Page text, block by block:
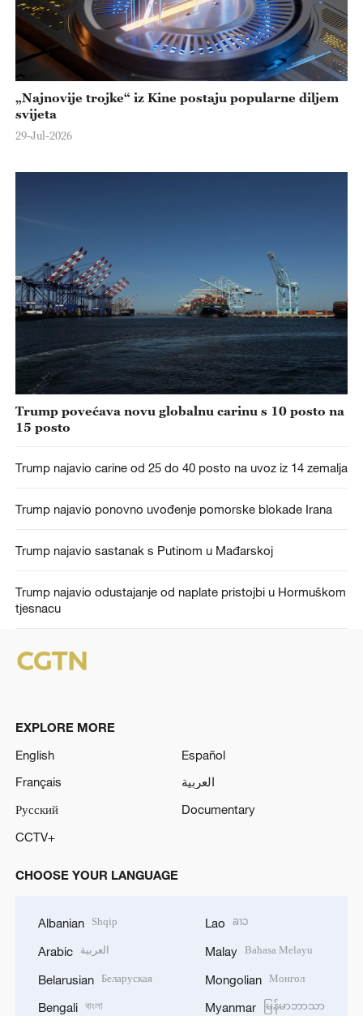
„Najnovije trojke“ iz Kine postaju popularne diljem
svijeta
29-Jul-2026
Trump povećava novu globalnu carinu s 10 posto na
15 posto
Trump najavio carine od 25 do 40 posto na uvoz iz 14 zemalja
Trump najavio ponovno uvođenje pomorske blokade Irana
Trump najavio sastanak s Putinom u Mađarskoj
Trump najavio odustajanje od naplate pristojbi u Hormuškom
tjesnacu
EXPLORE MORE
English
Español
Français
العربية
Русский
Documentary
CCTV+
CHOOSE YOUR LANGUAGE
Albanian Shqip
Arabic العربية
Belarusian Беларуская
Bengali বাংলা
Lao ລາວ
Malay Bahasa Melayu
Mongolian Монгол
Myanmar မြန်မာဘာသာ